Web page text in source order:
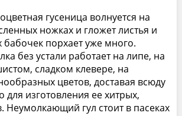
гусеница волнуется на
ножках и гложет листья и
порхает уже много.
без устали работает на липе, на
сладком клевере, на
цветов, доставая всюду
для изготовления ее хитрых,
Неумолкающий гул стоит в пасеках